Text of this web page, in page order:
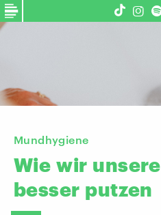
Mundhygiene
Wie wir unsere
besser putzen